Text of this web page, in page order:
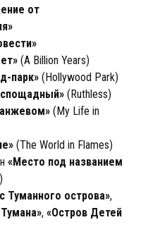
от
(A Billion Years)
парк» (Hollywood Park)
(Ruthless)
(My Life in
(The World in Flames)
«Место под названием
Туманного острова»,
, «Остров Детей